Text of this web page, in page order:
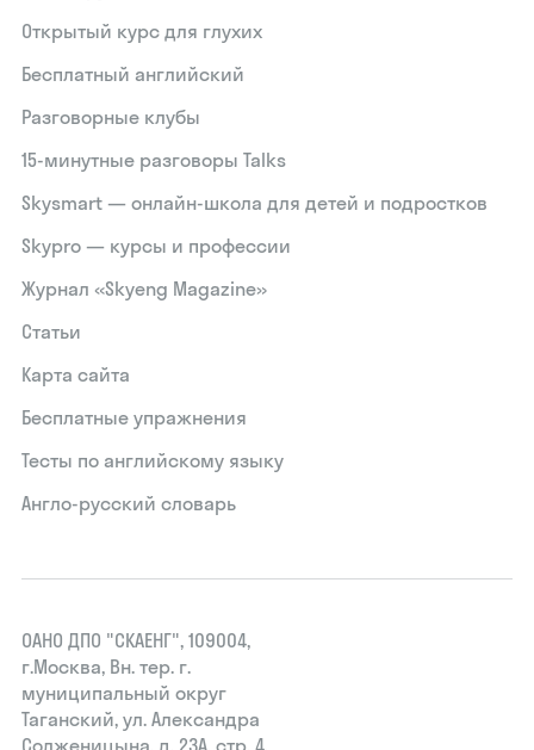
Открытый курс для глухих
Бесплатный английский
Разговорные клубы
15‑минутные разговоры Talks
Skysmart — онлайн-школа для детей и подростков
Skypro — курсы и профессии
Журнал «Skyeng Magazine»
Статьи
Карта сайта
Бесплатные упражнения
Тесты по английскому языку
Англо-русский словарь
ОАНО ДПО "СКАЕНГ", 109004,
г.Москва, Вн. тер. г.
муниципальный округ
Таганский, ул. Александра
Солженицына, д. 23А, стр. 4,